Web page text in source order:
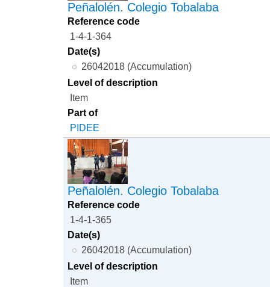
Peñalolén. Colegio Tobalaba
Reference code
1-4-1-364
Date(s)
26042018 (Accumulation)
Level of description
Item
Part of
PIDEE
Peñalolén. Colegio Tobalaba
Reference code
1-4-1-365
Date(s)
26042018 (Accumulation)
Level of description
Item